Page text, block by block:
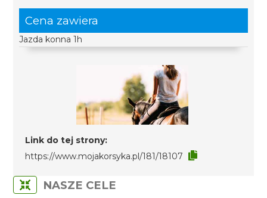
Cena zawiera
Jazda konna 1h
Link do tej strony:
https://www.mojakorsyka.pl/181/18107
NASZE CELE